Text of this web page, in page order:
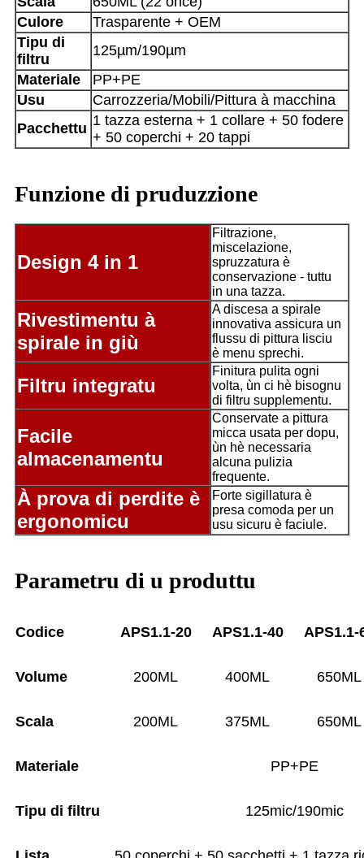
Culore
Trasparente + OEM
Tipu di
filtru
125µm/190µm
Materiale
PP+PE
Usu
Carrozzeria/Mobili/Pittura à macchina
Pacchettu 1 tazza esterna + 1 collare + 50 fodere
+ 50 coperchi + 20 tappi
Funzione di pruduzzione
Design 4 in 1
Filtrazione,
miscelazione,
spruzzatura è
conservazione - tuttu
in una tazza.
Rivestimentu à
spirale in giù
A discesa a spirale
innovativa assicura un
flussu di pittura lisciu
è menu sprechi.
Filtru integratu
Finitura pulita ogni
volta, ùn ci hè bisognu
di filtru supplementu.
Facile
almacenamentu
Conservate a pittura
micca usata per dopu,
ùn hè necessaria
alcuna pulizia
frequente.
À prova di perdite è
ergonomicu
Forte sigillatura è
presa comoda per un
usu sicuru è faciule.
Parametru di u produttu
Codice APS1.1-20 APS1.1-40 APS1.1-
Volume 200ML 400ML 650ML
Scala 200ML 375ML 650ML
Materiale PP+PE
Tipu di filtru 125mic/190mic